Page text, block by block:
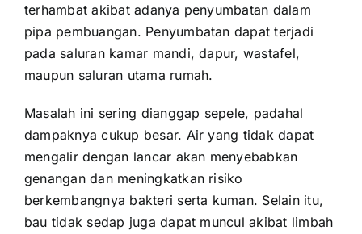
terhambat akibat adanya penyumbatan dalam
pipa pembuangan. Penyumbatan dapat terjadi
pada saluran kamar mandi, dapur, wastafel,
maupun saluran utama rumah.
Masalah ini sering dianggap sepele, padahal
dampaknya cukup besar. Air yang tidak dapat
mengalir dengan lancar akan menyebabkan
genangan dan meningkatkan risiko
berkembangnya bakteri serta kuman. Selain itu,
bau tidak sedap juga dapat muncul akibat limbah